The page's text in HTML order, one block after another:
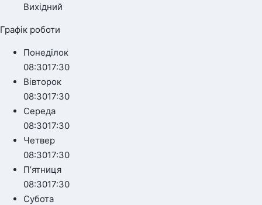
Вихідний
Графік роботи
Понеділок
08:3017:30
Вівторок
08:3017:30
Середа
08:3017:30
Четвер
08:3017:30
Пʼятниця
08:3017:30
Субота